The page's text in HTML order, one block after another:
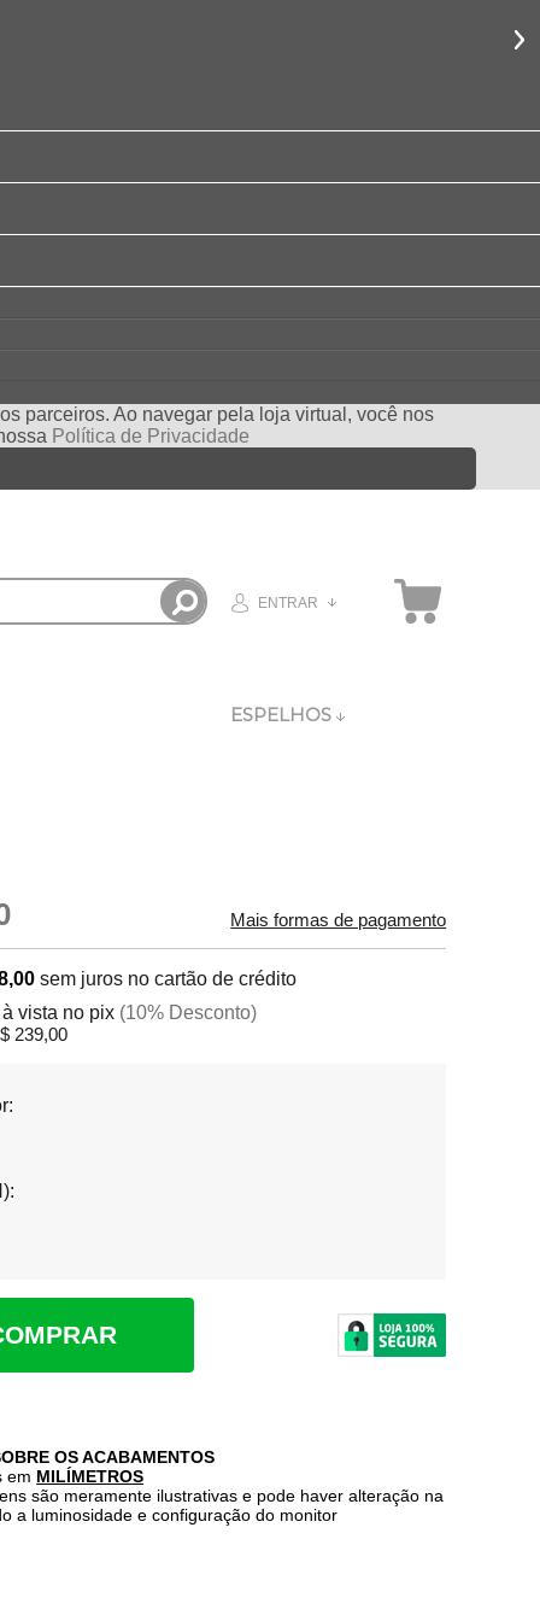
parceiros. Ao navegar pela loja virtual, você nos
Política de Privacidade
ENTRAR
ESPELHOS
Mais formas de pagamento
sem juros no cartão de crédito
à vista no pix (10% Desconto)
239,00
OS ACABAMENTOS
em MILÍMETROS
são meramente ilustrativas e pode haver alteração na
a luminosidade e configuração do monitor